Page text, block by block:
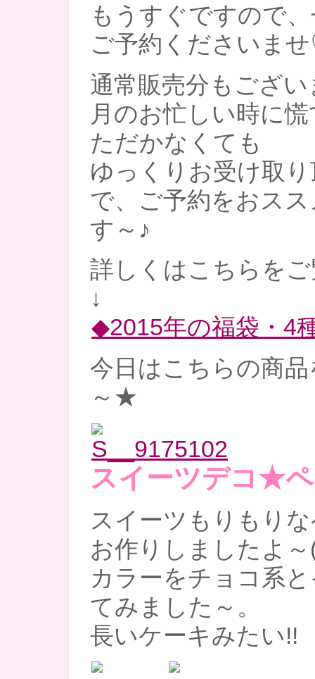
もうすぐですので
ご予約くださいま
通常販売分もござ
月のお忙しい時に
ただかなくても
ゆっくりお受け取
で、ご予約をおス
す～♪
詳しくはこちらを
↓
◆2015年の福袋・4
今日はこちらの商
～★
スイーツデコ★
スイーツもりもり
お作りしましたよ
カラーをチョコ系
てみました～。
長いケーキみたい!!